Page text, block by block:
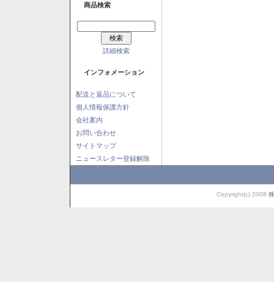
商品検索
詳細検索
インフォメーション
配送と返品について
個人情報保護方針
会社案内
お問い合わせ
サイトマップ
ニュースレター登録解除
Copyright(c) 2008